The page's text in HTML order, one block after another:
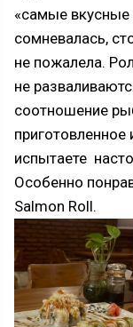
«самые вкусные
сомневалась,
не пожалела.
не
соотношение
испытаете
Особенно
Salmon Roll.